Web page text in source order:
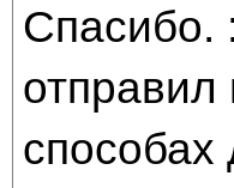
Спасибо.
отправил
способах